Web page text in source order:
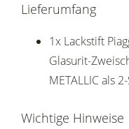
Lieferumfang
1x Lackstift
Glasurit-
METALLIC als
Wichtige Hinweise